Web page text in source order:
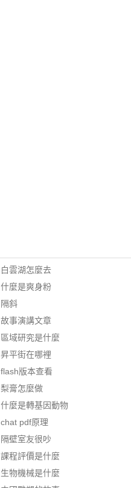
白雲湖怎麼去
什麼是爽身粉
隔斜
故事演講文章
區域研究是什麼
昇平街在哪裡
flash版本查看
梨膏怎麼做
什麼是轉基因動物
chat pdf原理
隔壁室友很吵
課程評價是什麼
生物機械是什麼